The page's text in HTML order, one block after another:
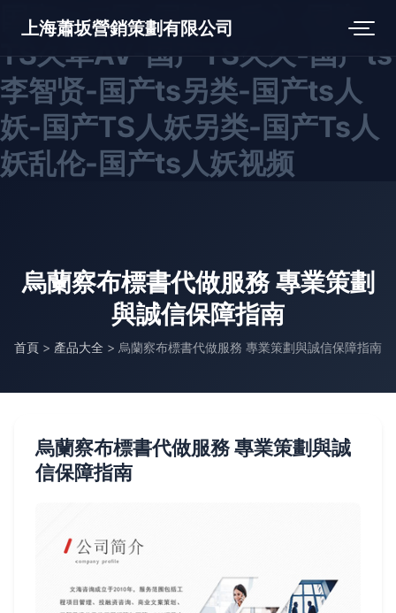
国产ts二区-国产ts后入-国产
TS久草AV-国产TS久久-国产ts
李智贤-国产ts另类-国产ts人
妖-国产TS人妖另类-国产Ts人
妖乱伦-国产ts人妖视频
上海蕭坂營銷策劃有限公司
烏蘭察布標書代做服務 專業策劃
與誠信保障指南
首頁 > 產品大全 > 烏蘭察布標書代做服務 專業策劃與誠信保障指南
烏蘭察布標書代做服務 專業策劃與誠
信保障指南